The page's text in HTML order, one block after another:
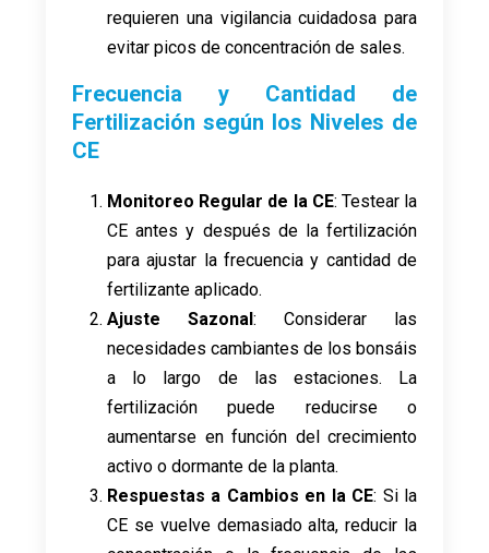
requieren una vigilancia cuidadosa para
evitar picos de concentración de sales.
Frecuencia y Cantidad de
Fertilización según los Niveles de
CE
Monitoreo Regular de la CE: Testear la
CE antes y después de la fertilización
para ajustar la frecuencia y cantidad de
fertilizante aplicado.
Ajuste Sazonal: Considerar las
necesidades cambiantes de los bonsáis
a lo largo de las estaciones. La
fertilización puede reducirse o
aumentarse en función del crecimiento
activo o dormante de la planta.
Respuestas a Cambios en la CE: Si la
CE se vuelve demasiado alta, reducir la